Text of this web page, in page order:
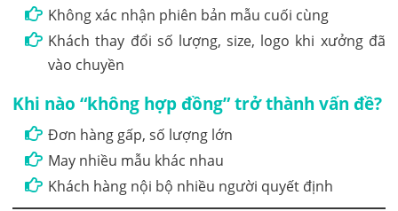
Không xác nhận phiên bản mẫu cuối cùng
Khách thay đổi số lượng, size, logo khi xưởng đã
vào chuyền
Khi nào “không hợp đồng” trở thành vấn đề?
Đơn hàng gấp, số lượng lớn
May nhiều mẫu khác nhau
Khách hàng nội bộ nhiều người quyết định